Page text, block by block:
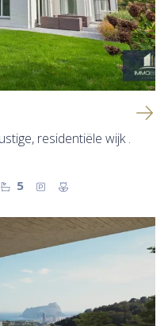
residentiële wijk .
5